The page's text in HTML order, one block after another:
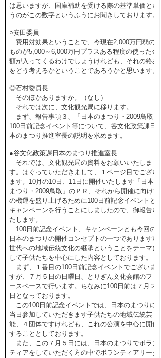
は思いますが、国庫補助を受ける際の基準単価とい
うのがこの数字というふうにお聞きしております。
○安田委員
費用対効果ということで、今現在2,000万円弱の
ものが5,000～6,000万円プラスある程度の使った金
額が入ってくるわけでしょうけれども、それの絡み
をどう考えるかということであろうかと思います。
◎石村委員長
そのほかありますか。（なし）
それでは次に、文化観光局に移ります。
まず、報告事項３、「日本のまつり・2009鳥取」
100日前記念イベント等について、谷文化政策課日
本のまつり推進室長の説明を求めます。
●谷文化政策課日本のまつり推進室長
それでは、文化観光局の資料をお願いいたしま
す。はぐっていただきまして、１ページ目でござい
ます。10月の10日、11日に開催いたします「日本の
まつり・2009鳥取」のＰＲ、それから開催に向けて
の機運を盛り上げるために100日前記念イベントと
キャンペーンを行うことにしましたので、御報告い
たします。
100日前記念イベント、キャンペーンとも今回の
日本のまつりの開催コンセプトの一つであります次
世代への地域伝統文化の継承ということをテーマに
して子供たちを中心にした内容としております。
まず、１番目の100日前記念イベントでございま
すが、７月５日の日曜日、とりぎん文化会館のフリ
ースペースで行います。ちなみに100日前は７月２
日となっております。
この100日前記念イベントでは、日本のまつりに
当日参加していただきます子供たちの地域伝統芸
能、４団体ですけれども、これの公演を中心に開催
することとしております。
また、この７月５日には、日本のまつりでボラン
ティアをしていただく方の中でボランティアリーダ